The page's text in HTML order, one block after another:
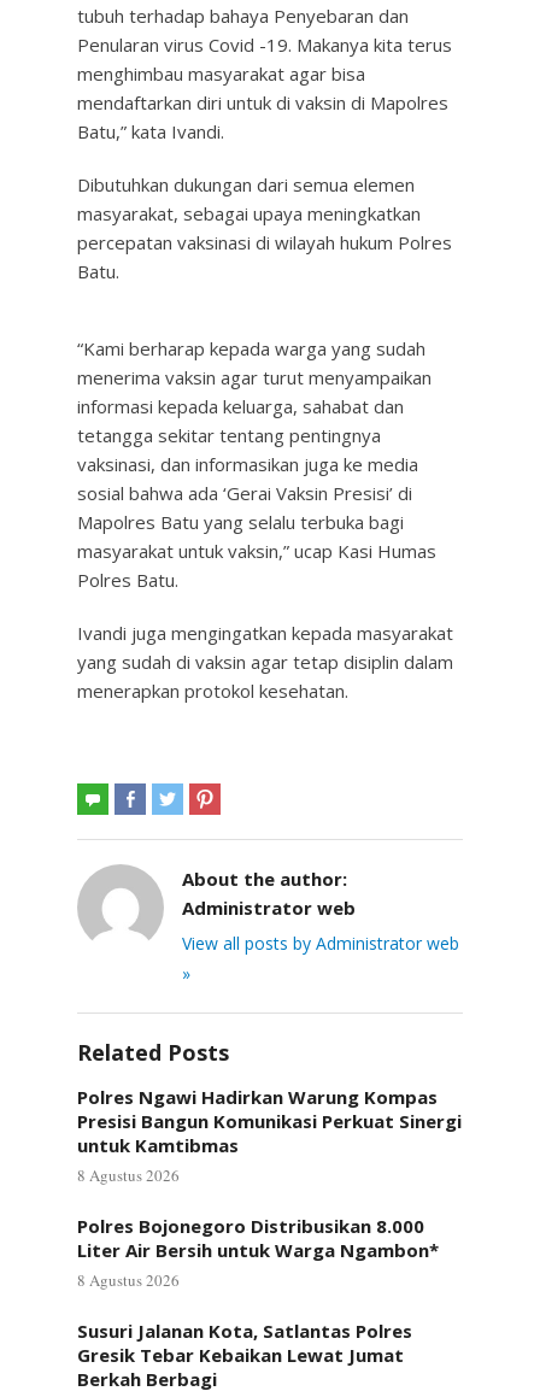
tubuh terhadap bahaya Penyebaran dan
Penularan virus Covid -19. Makanya kita terus
menghimbau masyarakat agar bisa
mendaftarkan diri untuk di vaksin di Mapolres
Batu,” kata Ivandi.
Dibutuhkan dukungan dari semua elemen
masyarakat, sebagai upaya meningkatkan
percepatan vaksinasi di wilayah hukum Polres
Batu.
“Kami berharap kepada warga yang sudah
menerima vaksin agar turut menyampaikan
informasi kepada keluarga, sahabat dan
tetangga sekitar tentang pentingnya
vaksinasi, dan informasikan juga ke media
sosial bahwa ada ‘Gerai Vaksin Presisi’ di
Mapolres Batu yang selalu terbuka bagi
masyarakat untuk vaksin,” ucap Kasi Humas
Polres Batu.
Ivandi juga mengingatkan kepada masyarakat
yang sudah di vaksin agar tetap disiplin dalam
menerapkan protokol kesehatan.
About the author:
Administrator web
View all posts by Administrator web
»
Related Posts
Polres Ngawi Hadirkan Warung Kompas
Presisi Bangun Komunikasi Perkuat Sinergi
untuk Kamtibmas
8 Agustus 2026
Polres Bojonegoro Distribusikan 8.000
Liter Air Bersih untuk Warga Ngambon*
8 Agustus 2026
Susuri Jalanan Kota, Satlantas Polres
Gresik Tebar Kebaikan Lewat Jumat
Berkah Berbagi